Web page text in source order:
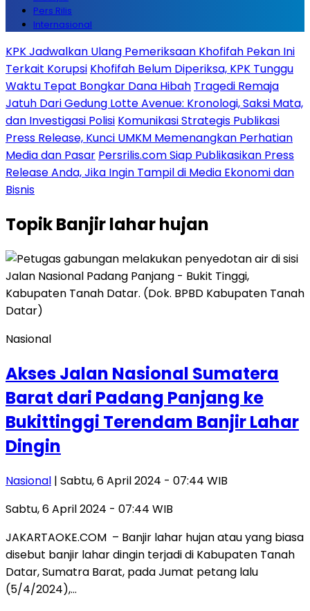
Pers Rilis
Internasional
KPK Jadwalkan Ulang Pemeriksaan Khofifah Pekan Ini
Terkait Korupsi Khofifah Belum Diperiksa, KPK Tunggu
Waktu Tepat Bongkar Dana Hibah Tragedi Remaja
Jatuh Dari Gedung Lotte Avenue: Kronologi, Saksi Mata,
dan Investigasi Polisi Komunikasi Strategis Publikasi
Press Release, Kunci UMKM Memenangkan Perhatian
Media dan Pasar Persrilis.com Siap Publikasikan Press
Release Anda, Jika Ingin Tampil di Media Ekonomi dan
Bisnis
TopikBanjir lahar hujan
Nasional
Akses Jalan Nasional Sumatera
Barat dari Padang Panjang ke
Bukittinggi Terendam Banjir Lahar
Dingin
Nasional | Sabtu, 6 April 2024 - 07:44 WIB
Sabtu, 6 April 2024 - 07:44 WIB
JAKARTAOKE.COM – Banjir lahar hujan atau yang biasa
disebut banjir lahar dingin terjadi di Kabupaten Tanah
Datar, Sumatra Barat, pada Jumat petang lalu
(5/4/2024),…